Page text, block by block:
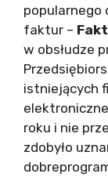
popularnego
faktur –
w obsłudze
istniejących
roku i nie
zdobyło